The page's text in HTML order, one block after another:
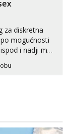
možeš
za diskretna
mogućnosti